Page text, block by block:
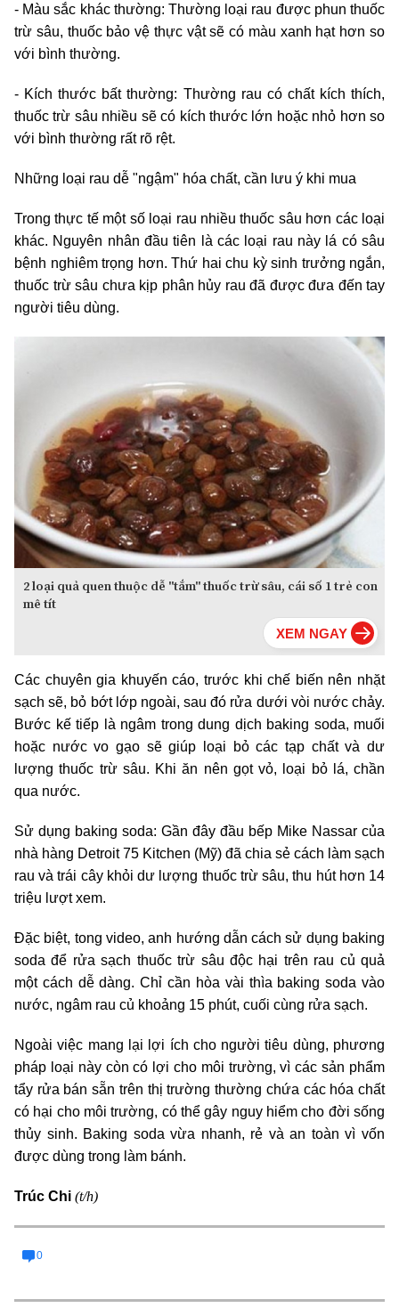
- Màu sắc khác thường: Thường loại rau được phun thuốc
trừ sâu, thuốc bảo vệ thực vật sẽ có màu xanh hạt hơn so
với bình thường.
- Kích thước bất thường: Thường rau có chất kích thích,
thuốc trừ sâu nhiều sẽ có kích thước lớn hoặc nhỏ hơn so
với bình thường rất rõ rệt.
Những loại rau dễ "ngậm" hóa chất, cần lưu ý khi mua
Trong thực tế một số loại rau nhiều thuốc sâu hơn các loại
khác. Nguyên nhân đầu tiên là các loại rau này lá có sâu
bệnh nghiêm trọng hơn. Thứ hai chu kỳ sinh trưởng ngắn,
thuốc trừ sâu chưa kịp phân hủy rau đã được đưa đến tay
người tiêu dùng.
2 loại quả quen thuộc dễ "tắm" thuốc trừ sâu, cái số 1 trẻ con
mê tít
Các chuyên gia khuyến cáo, trước khi chế biến nên nhặt
sạch sẽ, bỏ bớt lớp ngoài, sau đó rửa dưới vòi nước chảy.
Bước kế tiếp là ngâm trong dung dịch baking soda, muối
hoặc nước vo gạo sẽ giúp loại bỏ các tạp chất và dư
lượng thuốc trừ sâu. Khi ăn nên gọt vỏ, loại bỏ lá, chần
qua nước.
Sử dụng baking soda: Gần đây đầu bếp Mike Nassar của
nhà hàng Detroit 75 Kitchen (Mỹ) đã chia sẻ cách làm sạch
rau và trái cây khỏi dư lượng thuốc trừ sâu, thu hút hơn 14
triệu lượt xem.
Đặc biệt, tong video, anh hướng dẫn cách sử dụng baking
soda để rửa sạch thuốc trừ sâu độc hại trên rau củ quả
một cách dễ dàng. Chỉ cần hòa vài thìa baking soda vào
nước, ngâm rau củ khoảng 15 phút, cuối cùng rửa sạch.
Ngoài việc mang lại lợi ích cho người tiêu dùng, phương
pháp loại này còn có lợi cho môi trường, vì các sản phẩm
tẩy rửa bán sẵn trên thị trường thường chứa các hóa chất
có hại cho môi trường, có thể gây nguy hiểm cho đời sống
thủy sinh. Baking soda vừa nhanh, rẻ và an toàn vì vốn
được dùng trong làm bánh.
Trúc Chi (t/h)
0